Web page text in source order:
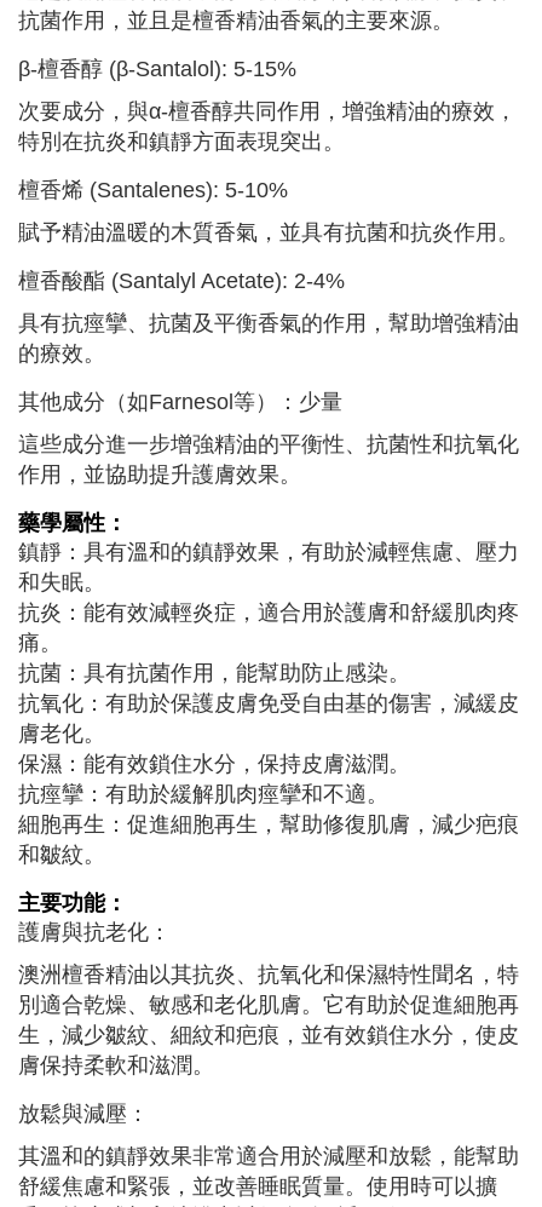
抗菌作用，並且是檀香精油香氣的主要來源。
β-檀香醇 (β-Santalol): 5-15%
次要成分，與α-檀香醇共同作用，增強精油的療效，
特別在抗炎和鎮靜方面表現突出。
檀香烯 (Santalenes): 5-10%
賦予精油溫暖的木質香氣，並具有抗菌和抗炎作用。
檀香酸酯 (Santalyl Acetate): 2-4%
具有抗痙攣、抗菌及平衡香氣的作用，幫助增強精油
的療效。
其他成分（如Farnesol等）：少量
這些成分進一步增強精油的平衡性、抗菌性和抗氧化
作用，並協助提升護膚效果。
藥學屬性：
鎮靜：具有溫和的鎮靜效果，有助於減輕焦慮、壓力
和失眠。
抗炎：能有效減輕炎症，適合用於護膚和舒緩肌肉疼
痛。
抗菌：具有抗菌作用，能幫助防止感染。
抗氧化：有助於保護皮膚免受自由基的傷害，減緩皮
膚老化。
保濕：能有效鎖住水分，保持皮膚滋潤。
抗痙攣：有助於緩解肌肉痙攣和不適。
細胞再生：促進細胞再生，幫助修復肌膚，減少疤痕
和皺紋。
主要功能：
護膚與抗老化：
澳洲檀香精油以其抗炎、抗氧化和保濕特性聞名，特
別適合乾燥、敏感和老化肌膚。它有助於促進細胞再
生，減少皺紋、細紋和疤痕，並有效鎖住水分，使皮
膚保持柔軟和滋潤。
放鬆與減壓：
其溫和的鎮靜效果非常適合用於減壓和放鬆，能幫助
舒緩焦慮和緊張，並改善睡眠質量。使用時可以擴